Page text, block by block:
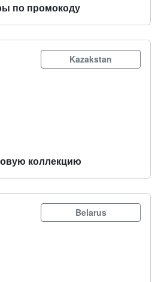
по промокоду
Kazakstan
коллекцию
Belarus